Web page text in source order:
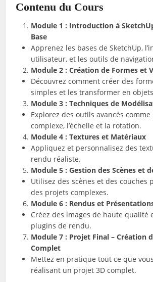
Contenu du Cours
Module 1 : Introduction à
Base
Apprenez les bases de SketchUp,
utilisateur, et les outils de
Module 2 : Création de Formes et
Découvrez comment créer des
simples et les transformer en
Module 3 : Techniques de
Explorez des outils avancés comme
complexe, l’échelle et la rotation.
Module 4 : Textures et Matériaux
Appliquez et personnalisez des
rendu réaliste.
Module 5 : Gestion des Scènes et
Utilisez des scènes et des couches
des projets complexes.
Module 6 : Rendus et
Créez des images de haute qualité
plugins de rendu.
Module 7 : Projet Final – Création
Complet
Mettez en pratique tout ce que
réalisant un projet 3D complet.